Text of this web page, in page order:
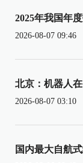
2025年我国年
2026-08-07 09:46
北京：机器人
2026-08-07 03:10
国内最大自航